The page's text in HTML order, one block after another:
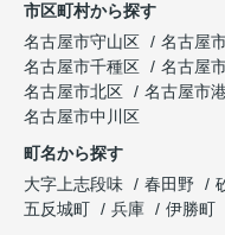
市区町村から探す
名古屋市守山区
名古屋
名古屋市千種区
名古屋
名古屋市北区
名古屋市
名古屋市中川区
町名から探す
大字上志段味
春田野
五反城町
兵庫 伊勝町